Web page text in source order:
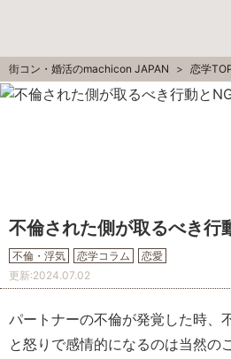
街コン・婚活のmachicon JAPAN 恋学
不倫された側が取るべき行
不倫・浮気 恋学コラム 恋愛
更新:2024.07.02
パートナーの不倫が発覚した時、
と怒りで感情的になるのは当然の